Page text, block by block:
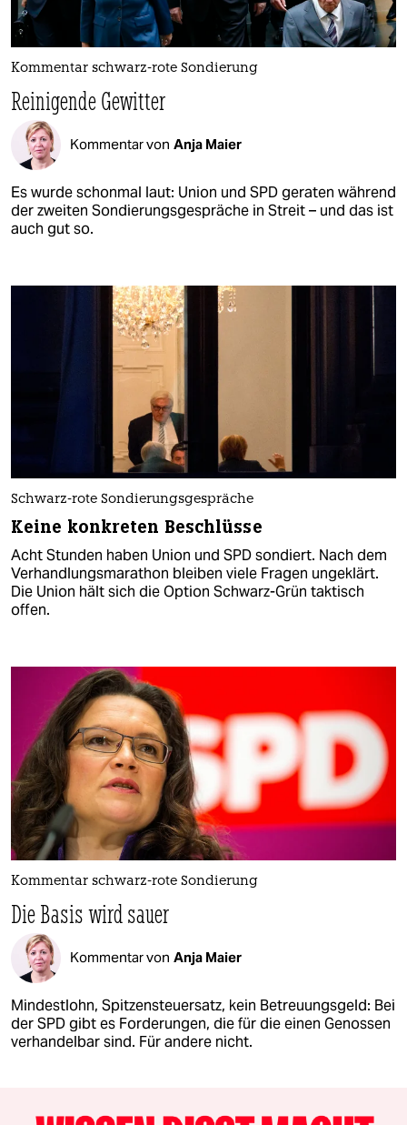
Kommentar schwarz-rote Sondierung
Reinigende Gewitter
Kommentar von Anja Maier
Es wurde schonmal laut: Union und SPD geraten während
der zweiten Sondierungsgespräche in Streit – und das ist
auch gut so.
Schwarz-rote Sondierungsgespräche
Keine konkreten Beschlüsse
Acht Stunden haben Union und SPD sondiert. Nach dem
Verhandlungsmarathon bleiben viele Fragen ungeklärt.
Die Union hält sich die Option Schwarz-Grün taktisch
offen.
Kommentar schwarz-rote Sondierung
Die Basis wird sauer
Kommentar von Anja Maier
Mindestlohn, Spitzensteuersatz, kein Betreuungsgeld: Bei
der SPD gibt es Forderungen, die für die einen Genossen
verhandelbar sind. Für andere nicht.